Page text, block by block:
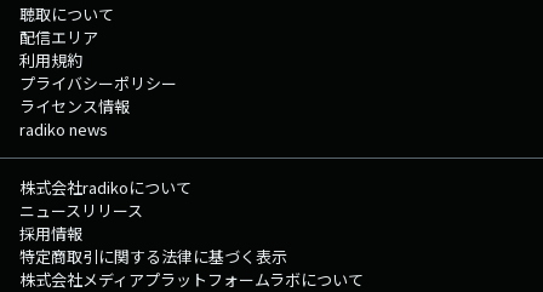
聴取について
配信エリア
利用規約
プライバシーポリシー
ライセンス情報
radiko news
株式会社radikoについて
ニュースリリース
採用情報
特定商取引に関する法律に基づく表示
株式会社メディアプラットフォームラボについて